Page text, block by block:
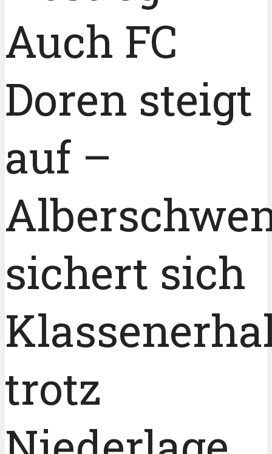
Auch FC
Doren steigt
auf –
sichert sich
trotz